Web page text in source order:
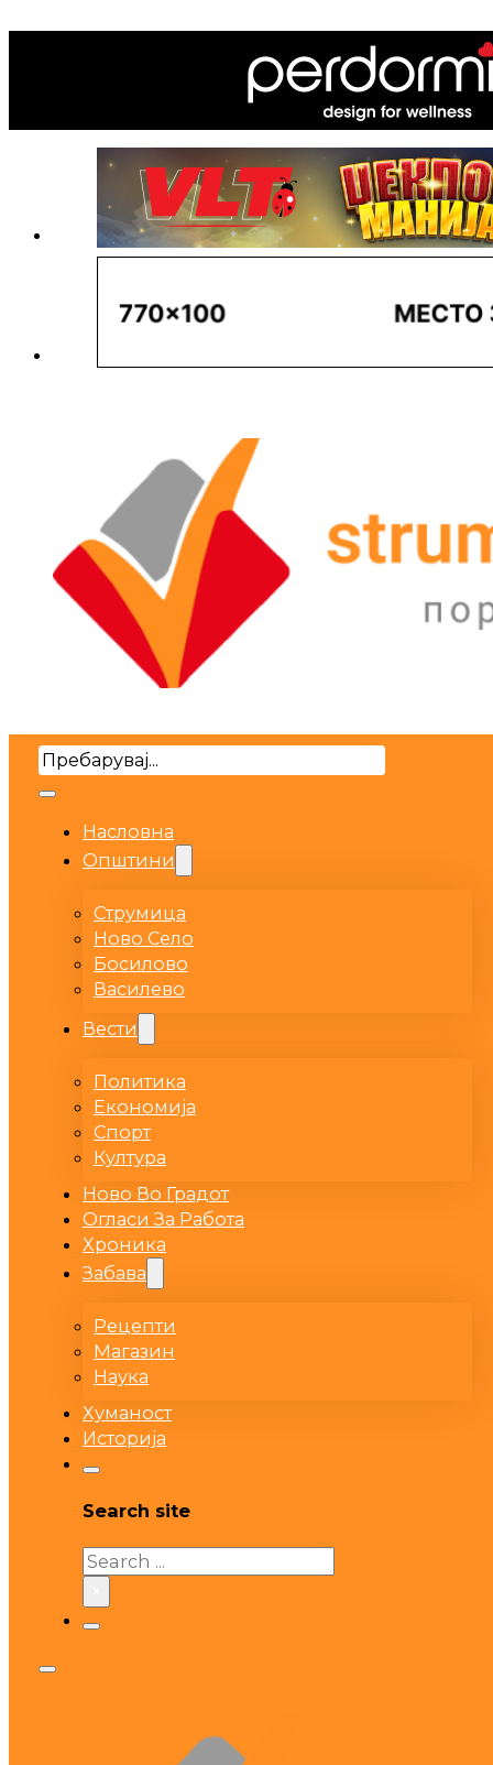
Search
Насловна
Општини
Струмица
Ново Село
Босилово
Василево
Вести
Политика
Економија
Спорт
Култура
Ново Во Градот
Огласи За Работа
Хроника
Забава
Рецепти
Магазин
Наука
Хуманост
Историја
Search site
Search